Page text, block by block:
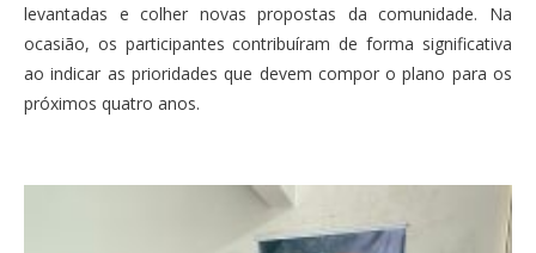
levantadas e colher novas propostas da comunidade. Na
ocasião, os participantes contribuíram de forma significativa
ao indicar as prioridades que devem compor o plano para os
próximos quatro anos.